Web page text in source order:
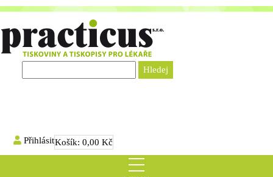
PřihlásitKošík:0,00 Kč